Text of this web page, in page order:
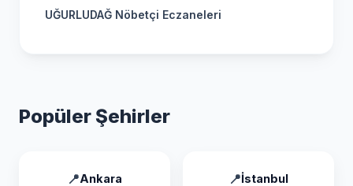
UĞURLUDAĞ Nöbetçi Eczaneleri
Popüler Şehirler
Ankara İstanbul